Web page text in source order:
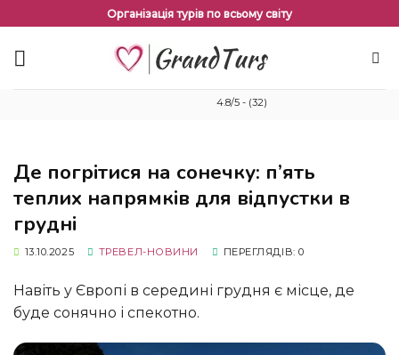
змісту
Організація турів по всьому світу
4.8/5 - (32)
Де погрітися на сонечку: п’ять
теплих напрямків для відпустки в
грудні
13.10.2025 ТРЕВЕЛ-НОВИНИ ПЕРЕГЛЯДІВ: 0
Навіть у Європі в середині грудня є місце, де
буде сонячно і спекотно.